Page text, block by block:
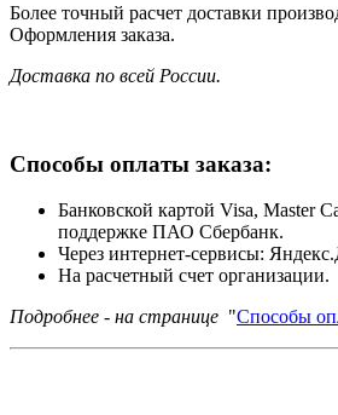
Более точный расчет доставки
Оформления заказа.
Доставка по всей России.
Способы оплаты заказа:
Банковской картой Visa, Master
поддержке ПАО Сбербанк.
Через интернет-сервисы:
На расчетный счет организации.
Подробнее - на странице "Способы